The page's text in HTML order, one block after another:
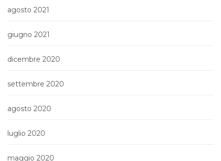
agosto 2021
giugno 2021
dicembre 2020
settembre 2020
agosto 2020
luglio 2020
maggio 2020